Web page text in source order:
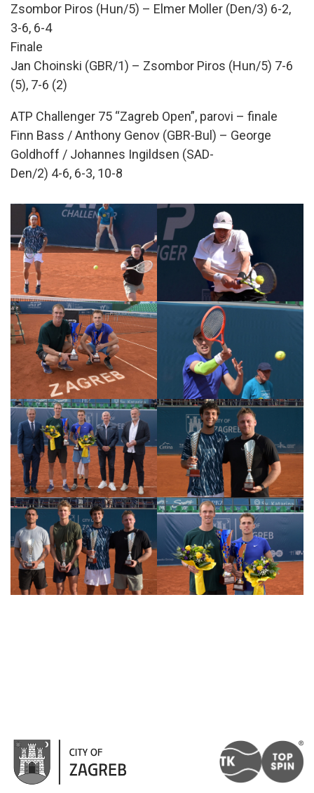
Zsombor Piros (Hun/5) – Elmer Moller (Den/3) 6-2,
3-6, 6-4
Finale
Jan Choinski (GBR/1) – Zsombor Piros (Hun/5) 7-6
(5), 7-6 (2)
ATP Challenger 75 “Zagreb Open”, parovi – finale
Finn Bass / Anthony Genov (GBR-Bul) – George
Goldhoff / Johannes Ingildsen (SAD-
Den/2) 4-6, 6-3, 10-8